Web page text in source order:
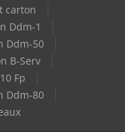
carton
Ddm-1
Ddm-50
B-Serv
Fp
Ddm-80